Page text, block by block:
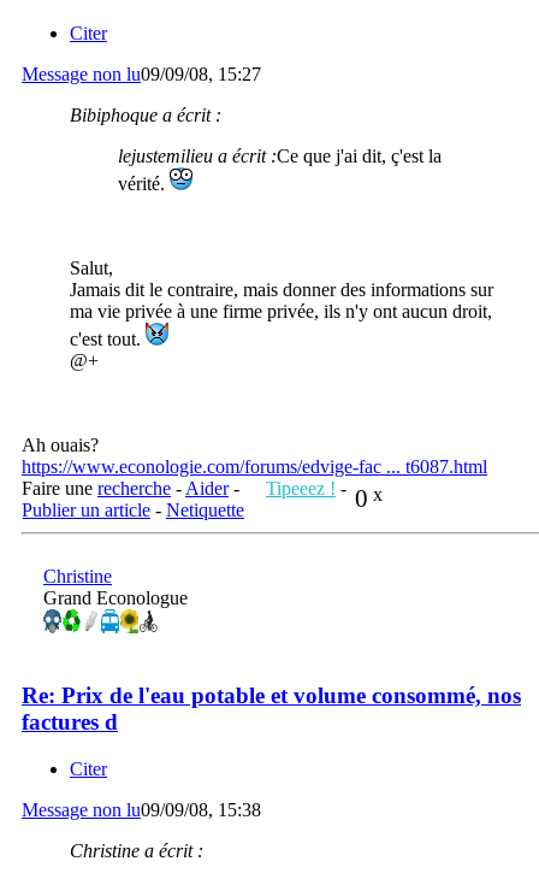
Citer
Message non lu09/09/08, 15:27
Bibiphoque a écrit :
lejustemilieu a écrit :Ce que j'ai dit, ç'est la
vérité.
Salut,
Jamais dit le contraire, mais donner des informations sur
ma vie privée à une firme privée, ils n'y ont aucun droit,
c'est tout.
@+
Ah ouais?
https://www.econologie.com/forums/edvige-fac ... t6087.html
0 x
Faire une recherche - Aider- Tipeeez ! -
Publier un article - Netiquette
Christine
Grand Econologue
Re: Prix de l'eau potable et volume consommé, nos
factures d
Citer
Message non lu09/09/08, 15:38
Christine a écrit :